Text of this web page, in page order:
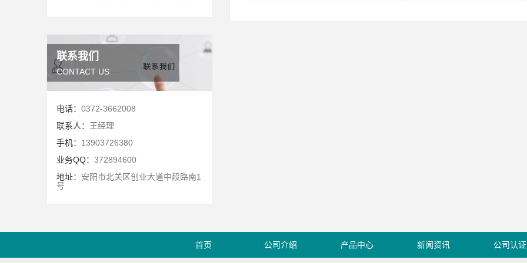
联系我们
CONTACT US
电话： 0372-3662008
联系人： 王经理
手机： 13903726380
业务QQ： 372894600
地址： 安阳市北关区创业大道中段路南1
号
首页 公司介绍 产品中心 新闻资讯 公司认证